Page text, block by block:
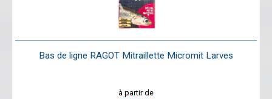
Bas de ligne RAGOT Mitraillette Micromit Larves
à partir de